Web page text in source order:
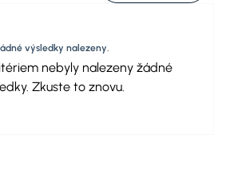
výsledky nalezeny.
nebyly nalezeny žádné
Zkuste to znovu.